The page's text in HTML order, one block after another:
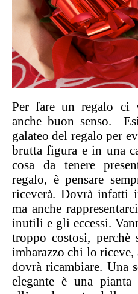
Per fare un regalo ci
anche buon senso.
galateo del regalo per
brutta figura e in una
cosa da tenere
regalo, è pensare
riceverà. Dovrà infatti
ma anche
inutili e gli eccessi.
troppo costosi,
imbarazzo chi lo riceve,
dovrà ricambiare. Una
elegante è una pianta